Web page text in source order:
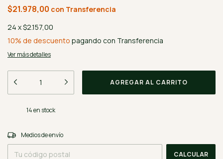
$21.978,00 con Transferencia
24 x$2.157,00
10% de descuento pagando con Transferencia
Ver más detalles
14en stock
Entregas para el CP:
Medios de envío
CALCULAR